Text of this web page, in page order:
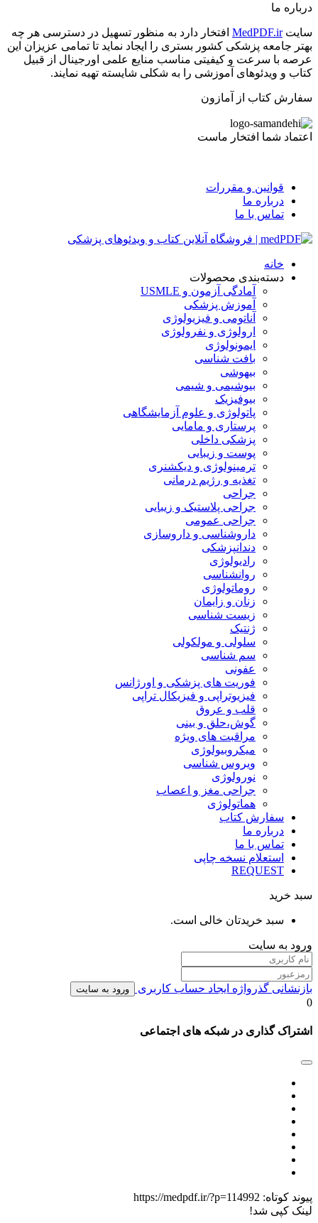
درباره ما
سایتMedPDF.ir افتخار دارد به منظور تسهیل در دسترسی هر چه
بهتر جامعه پزشکی کشور بستری را ایجاد نماید تا تمامی عزیزان این
عرصه با سرعت و کیفیتی مناسب منایع علمی اورجینال از قبیل
کتاب و ویدئوهای آموزشی را به شکلی شایسته تهیه نمایند.
سفارش کتاب از آمازون
اعتماد شما افتخار ماست
قوانین و مقررات
درباره ما
تماس با ما
خانه
دسته‌بندی محصولات
آمادگی آزمون و USMLE
آموزش پزشکی
آناتومی و فیزیولوژی
ارولوژی و نفرولوژی
ایمونولوژی
بافت شناسی
بیهوشی
بیوشیمی و شیمی
بیوفیزیک
پاتولوژی و علوم آزمایشگاهی
پرستاری و مامایی
پزشکی داخلی
پوست و زیبایی
ترمینولوژی و دیکشنری
تغذیه و رژیم درمانی
جراحی
جراحی پلاستیک و زیبایی
جراحی عمومی
داروشناسی و داروسازی
دندانپزشکی
رادیولوژی
روانشناسی
روماتولوژی
زنان و زایمان
زیست شناسی
ژنتیک
سلولی و مولکولی
سم شناسی
عفونی
فوریت های پزشکی و اورژانس
فیزیوتراپی و فیزیکال تراپی
قلب و عروق
گوش،حلق و بینی
مراقبت های ویژه
میکروبیولوژی
ویروس شناسی
نورولوژی
جراحی مغز و اعصاب
هماتولوژی
سفارش کتاب
درباره ما
تماس با ما
استعلام نسخه چاپی
REQUEST
سبد خرید
سبد خریدتان خالی است.
ورود به سایت
بازنشانی گذرواژه ایجاد حساب کاربری ورود به سایت
0
اشتراک گذاری در شبکه های اجتماعی
پیوند کوتاه: https://medpdf.ir/?p=114992
لینک کپی شد!